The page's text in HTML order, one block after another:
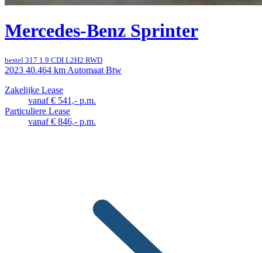
Mercedes-Benz Sprinter
bestel 317 1.9 CDI L2H2 RWD
2023 40.464 km Automaat Btw
Zakelijke Lease
vanaf € 541,- p.m.
Particuliere Lease
vanaf € 846,- p.m.